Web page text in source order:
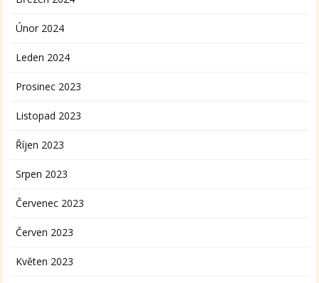
Únor 2024
Leden 2024
Prosinec 2023
Listopad 2023
Říjen 2023
Srpen 2023
Červenec 2023
Červen 2023
Květen 2023